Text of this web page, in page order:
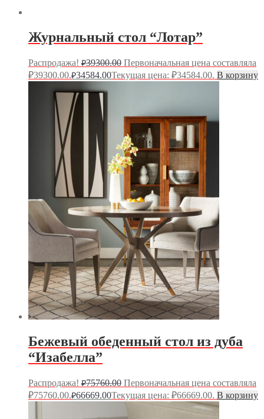
Журнальный стол “Лотар”
Распродажа! ₽39300.00 Первоначальная цена составляла
₽39300.00.₽34584.00Текущая цена: ₽34584.00. В корзину
Бежевый обеденный стол из дуба
“Изабелла”
Распродажа! ₽75760.00 Первоначальная цена составляла
₽75760.00.₽66669.00Текущая цена: ₽66669.00. В корзину